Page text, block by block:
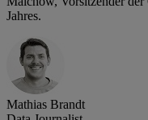
Jahres.
Mathias Brandt